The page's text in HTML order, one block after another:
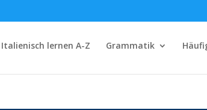
Italienisch lernen A-Z Grammatik